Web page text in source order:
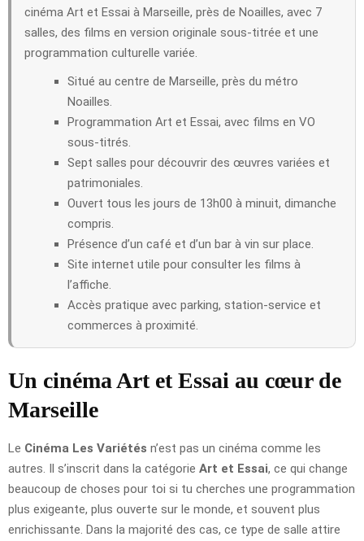
cinéma Art et Essai à Marseille, près de Noailles, avec 7
salles, des films en version originale sous-titrée et une
programmation culturelle variée.
Situé au centre de Marseille, près du métro
Noailles.
Programmation Art et Essai, avec films en VO
sous-titrés.
Sept salles pour découvrir des œuvres variées et
patrimoniales.
Ouvert tous les jours de 13h00 à minuit, dimanche
compris.
Présence d’un café et d’un bar à vin sur place.
Site internet utile pour consulter les films à
l’affiche.
Accès pratique avec parking, station-service et
commerces à proximité.
Un cinéma Art et Essai au cœur de
Marseille
Le Cinéma Les Variétés n’est pas un cinéma comme les
autres. Il s’inscrit dans la catégorie Art et Essai, ce qui change
beaucoup de choses pour toi si tu cherches une programmation
plus exigeante, plus ouverte sur le monde, et souvent plus
enrichissante. Dans la majorité des cas, ce type de salle attire